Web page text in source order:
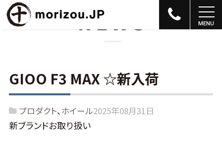
NEWS
GIOO F3 MAX ☆新入荷
プロダクト ホイール2025年08月31日
新ブランドお取り扱い